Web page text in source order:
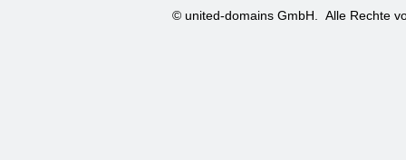
© united-domains GmbH. Alle Rechte